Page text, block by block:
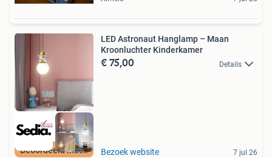
Beoordeeld met 9+
LED Astronaut Hanglamp – Maan
Kroonluchter Kinderkamer
€ 75,00 Details
Bezoek website 7 jul 26